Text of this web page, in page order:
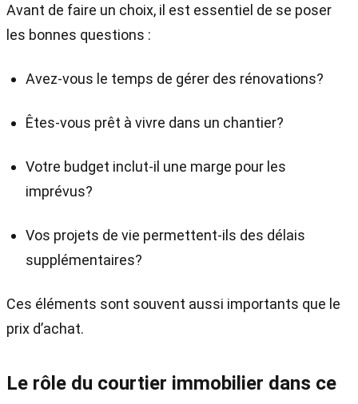
Avant de faire un choix, il est essentiel de se poser
les bonnes questions :
Avez-vous le temps de gérer des rénovations?
Êtes-vous prêt à vivre dans un chantier?
Votre budget inclut-il une marge pour les
imprévus?
Vos projets de vie permettent-ils des délais
supplémentaires?
Ces éléments sont souvent aussi importants que le
prix d’achat.
Le rôle du courtier immobilier dans ce